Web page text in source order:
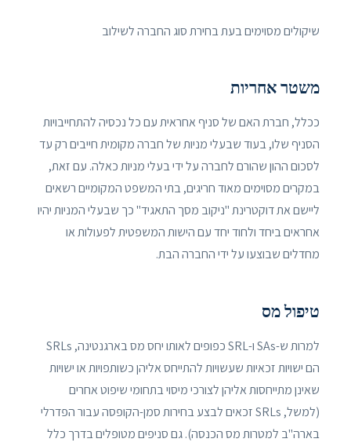
שיקולים מסוימים בעת בחירת סוג החברה לשילוב
משטר אחריות
ככלל, חברת האם של סניף אחראית עם כל נכסיה להתחייבויות
הסניף שלו, בעוד שבעלי מניות של חברה מקומית חייבים רק עד
לסכום ההון שהורם לחברה על ידי בעלי מניות כאלה. עם זאת,
במקרים מסוימים מאוד חריגים, בתי המשפט המקומיים רשאים
ליישם את דוקטרינת "ניקוב מסך התאגיד" כך שבעלי המניות יהיו
אחראים ביחד ולחוד יחד עם הישות המשפטית לפעולות או
מחדלים שבוצעו על ידי החברה הבת.
טיפול מס
למרות ש-SAs ו-SRL כפופים לאותו יחס מס בארגנטינה, SRLs
הם ישויות זכאיות שעשויות להתייחס אליהן כשותפויות או ישויות
שאינן מתייחסות אליהן לצורכי מיסוי בתחומי שיפוט אחרים
(למשל, SRLs זכאים לבצע בחירות סמן-הקופסה עבור הפדרלי
בארה"ב למטרות מס הכנסה). גם סניפים מטופלים בדרך כלל